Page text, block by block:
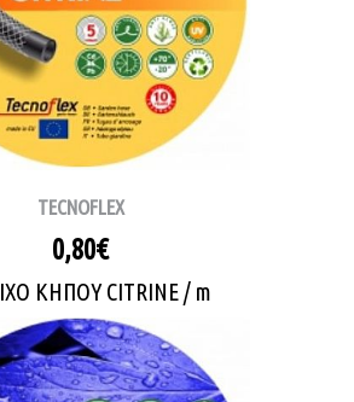
TECNOFLEX
0,80€
ΚΗΠΟΥ CITRINE / m